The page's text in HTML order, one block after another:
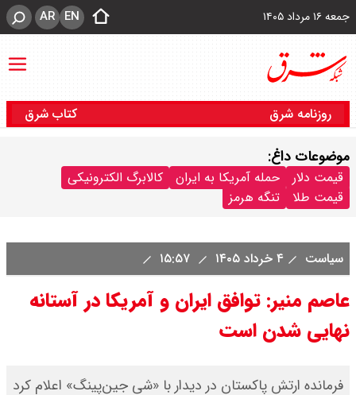
جمعه ۱۶ مرداد ۱۴۰۵ EN
AR
روزنامه شرق کتاب شرق
موضوعات داغ:
قیمت دلار حمله آمریکا به ایران
کالابرگ الکترونیکی
قیمت طلا
تنگه هرمز
سیاست ۴ خرداد ۱۴۰۵
عاصم منیر: توافق ایران و آمریکا در آستانه
نهایی شدن است
فرمانده ارتش پاکستان در دیدار با «شی جین‌پینگ» اعلام کرد